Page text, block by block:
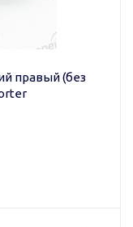
правый (без